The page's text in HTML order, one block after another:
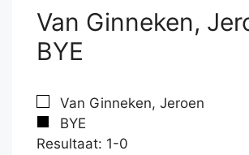
Van Ginneken,
BYE
Van Ginneken, Jeroen
BYE
Resultaat: 1-0